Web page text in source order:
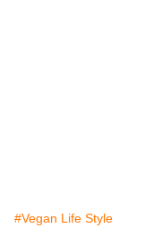
#Vegan Life Style